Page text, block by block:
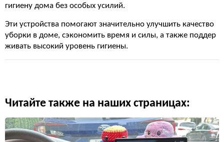
гигиену дома без особых усилий.
Эти устройства помогают значительно улучшить качество
уборки в доме, сэкономить время и силы, а также поддер
живать высокий уровень гигиены.
Читайте также на наших страницах: